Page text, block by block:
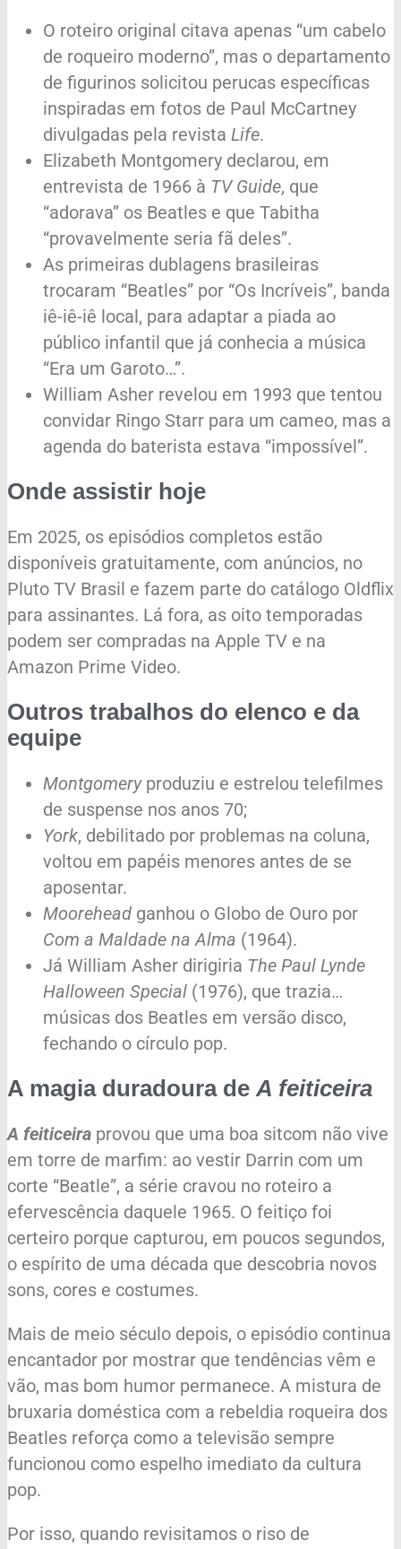
O roteiro original citava apenas “um cabelo
de roqueiro moderno”, mas o departamento
de figurinos solicitou perucas específicas
inspiradas em fotos de Paul McCartney
divulgadas pela revista Life.
Elizabeth Montgomery declarou, em
entrevista de 1966 à TV Guide, que
“adorava” os Beatles e que Tabitha
“provavelmente seria fã deles”.
As primeiras dublagens brasileiras
trocaram “Beatles” por “Os Incríveis”, banda
iê-iê-iê local, para adaptar a piada ao
público infantil que já conhecia a música
“Era um Garoto…”.
William Asher revelou em 1993 que tentou
convidar Ringo Starr para um cameo, mas a
agenda do baterista estava “impossível”.
Onde assistir hoje
Em 2025, os episódios completos estão
disponíveis gratuitamente, com anúncios, no
Pluto TV Brasil e fazem parte do catálogo Oldflix
para assinantes. Lá fora, as oito temporadas
podem ser compradas na Apple TV e na
Amazon Prime Video.
Outros trabalhos do elenco e da
equipe
Montgomeryproduziu e estrelou telefilmes
de suspense nos anos 70;
York, debilitado por problemas na coluna,
voltou em papéis menores antes de se
aposentar.
Moorehead ganhou o Globo de Ouro por
Com a Maldade na Alma (1964).
Já William Asher dirigiria The Paul Lynde
Halloween Special (1976), que trazia…
músicas dos Beatles em versão disco,
fechando o círculo pop.
A magia duradoura deA feiticeira
A feiticeira provou que uma boa sitcom não vive
em torre de marfim: ao vestir Darrin com um
corte “Beatle”, a série cravou no roteiro a
efervescência daquele 1965. O feitiço foi
certeiro porque capturou, em poucos segundos,
o espírito de uma década que descobria novos
sons, cores e costumes.
Mais de meio século depois, o episódio continua
encantador por mostrar que tendências vêm e
vão, mas bom humor permanece. A mistura de
bruxaria doméstica com a rebeldia roqueira dos
Beatles reforça como a televisão sempre
funcionou como espelho imediato da cultura
pop.
Por isso, quando revisitamos o riso de